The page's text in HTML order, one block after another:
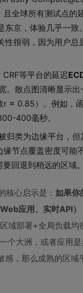
且全球所有测试点的
东京，体验几乎一
性很弱，因为用户
等平台的延迟
。散点图清晰显示
r ≈ 0.85）。例如，
400毫秒。
归类为边缘平台，
节点覆盖密度可
要回退到稍远的区域
核心启示是： 如果
应用、实时API）
域部署+全局负载
个大洲，或者应用
感，那么成熟的区